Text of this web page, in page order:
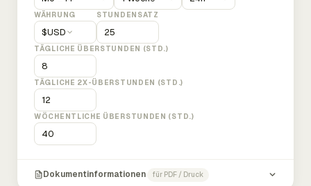
WÄHRUNG
$USD
STUNDENSATZ
TÄGLICHE ÜBERSTUNDEN (STD.)
TÄGLICHE 2X-ÜBERSTUNDEN (STD.)
WÖCHENTLICHE ÜBERSTUNDEN (STD.)
Dokumentinformationen für PDF / Druck